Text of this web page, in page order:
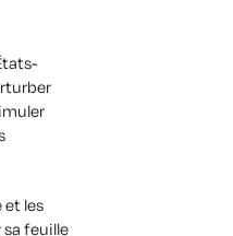
et les
sa feuille